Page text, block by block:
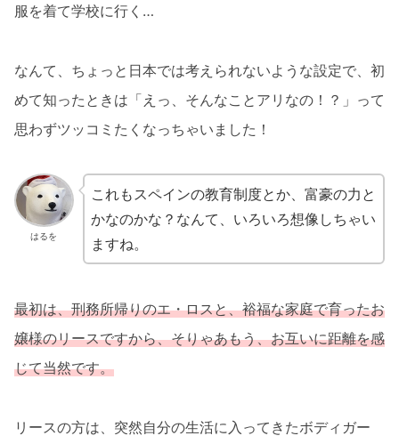
服を着て学校に行く…
なんて、ちょっと日本では考えられないような設定で、初
めて知ったときは「えっ、そんなことアリなの！？」って
思わずツッコミたくなっちゃいました！
はるを
これもスペインの教育制度とか、富豪の力と
かなのかな？なんて、いろいろ想像しちゃい
ますね。
最初は、刑務所帰りのエ・ロスと、裕福な家庭で育ったお
嬢様のリースですから、そりゃあもう、お互いに距離を感
じて当然です。
リースの方は、突然自分の生活に入ってきたボディガー